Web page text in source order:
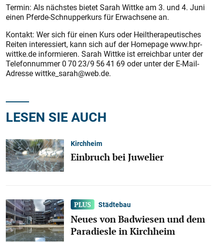
Termin: Als nächstes bietet Sarah Wittke am 3. und 4. Juni
einen Pferde-Schnupperkurs für Erwachsene an.
Kontakt: Wer sich für einen Kurs oder Heiltherapeutisches
Reiten interessiert, kann sich auf der Homepage www.hpr-
wittke.de informieren. Sarah Wittke ist erreichbar unter der
Telefonnummer 0 70 23/9 56 41 69 oder unter der E-Mail-
Adresse wittke_sarah@web.de.
LESEN SIE AUCH
Kirchheim
Einbruch bei Juwelier
Städtebau
Neues von Badwiesen und dem
Paradiesle in Kirchheim